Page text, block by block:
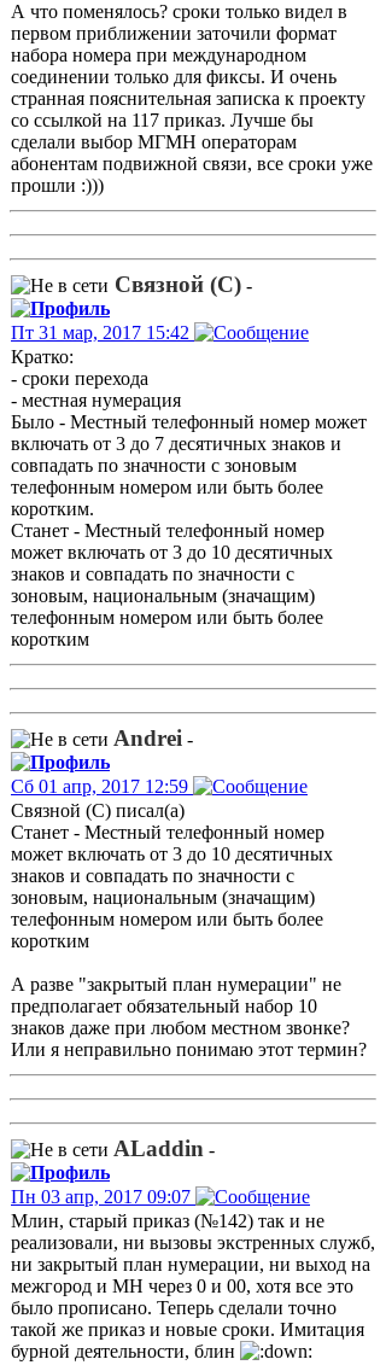
А что поменялось? сроки только видел в
первом приближении заточили формат
набора номера при международном
соединении только для фиксы. И очень
странная пояснительная записка к проекту
со ссылкой на 117 приказ. Лучше бы
сделали выбор МГМН операторам
абонентам подвижной связи, все сроки уже
прошли :)))
Связной (С) -
Пт 31 мар, 2017 15:42
Кратко:
- сроки перехода
- местная нумерация
Было - Местный телефонный номер может
включать от 3 до 7 десятичных знаков и
совпадать по значности с зоновым
телефонным номером или быть более
коротким.
Станет - Местный телефонный номер
может включать от 3 до 10 десятичных
знаков и совпадать по значности с
зоновым, национальным (значащим)
телефонным номером или быть более
коротким
Andrei -
Сб 01 апр, 2017 12:59
Связной (С) писал(а)
Станет - Местный телефонный номер
может включать от 3 до 10 десятичных
знаков и совпадать по значности с
зоновым, национальным (значащим)
телефонным номером или быть более
коротким
А разве "закрытый план нумерации" не
предполагает обязательный набор 10
знаков даже при любом местном звонке?
Или я неправильно понимаю этот термин?
ALaddin -
Пн 03 апр, 2017 09:07
Млин, старый приказ (№142) так и не
реализовали, ни вызовы экстренных служб,
ни закрытый план нумерации, ни выход на
межгород и МН через 0 и 00, хотя все это
было прописано. Теперь сделали точно
такой же приказ и новые сроки. Имитация
бурной деятельности, блин